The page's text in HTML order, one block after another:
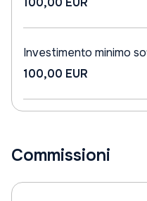
Investimento minimo
100,00 EUR
Commissioni